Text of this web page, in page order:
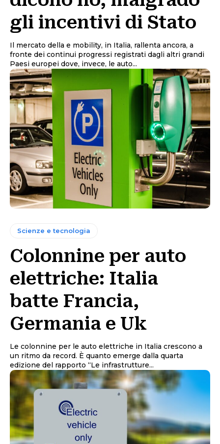
gli incentivi di Stato
Il mercato della e mobility, in Italia, rallenta ancora, a
fronte dei continui progressi registrati dagli altri grandi
Paesi europei dove, invece, le auto...
Scienze e tecnologia
Colonnine per auto
elettriche: Italia
batte Francia,
Germania e Uk
Le colonnine per le auto elettriche in Italia crescono a
un ritmo da record. È quanto emerge dalla quarta
edizione del rapporto “Le infrastrutture...